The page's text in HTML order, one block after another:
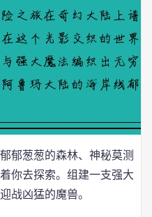
郁葱葱的森林、神秘莫测
你去探索。组建一支强大
战凶猛的魔兽。